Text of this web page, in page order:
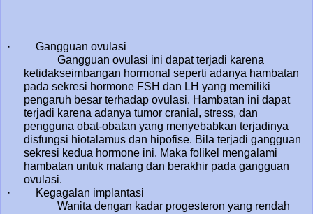
· Gangguan ovulasi
Gangguan ovulasi ini dapat terjadi karena
ketidakseimbangan hormonal seperti adanya hambatan
pada sekresi hormone FSH dan LH yang memiliki
pengaruh besar terhadap ovulasi. Hambatan ini dapat
terjadi karena adanya tumor cranial, stress, dan
pengguna obat-obatan yang menyebabkan terjadinya
disfungsi hiotalamus dan hipofise. Bila terjadi gangguan
sekresi kedua hormone ini. Maka folikel mengalami
hambatan untuk matang dan berakhir pada gangguan
ovulasi.
· Kegagalan implantasi
Wanita dengan kadar progesteron yang rendah